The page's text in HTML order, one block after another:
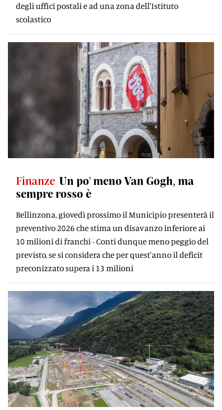
degli uffici postali e ad una zona dell'Istituto
scolastico
Finanze Un po' meno Van Gogh, ma
sempre rosso è
Bellinzona, giovedì prossimo il Municipio presenterà il
preventivo 2026 che stima un disavanzo inferiore ai
10 milioni di franchi - Conti dunque meno peggio del
previsto, se si considera che per quest'anno il deficit
preconizzato supera i 13 milioni